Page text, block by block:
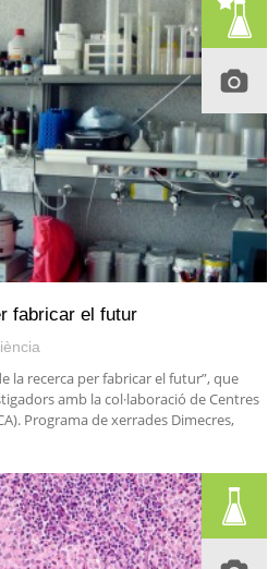
fabricar el futur
la recerca per fabricar el futur”, que
amb la col·laboració de Centres
Programa de xerrades Dimecres,